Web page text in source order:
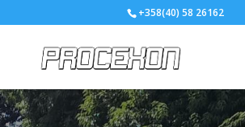
+358(40) 58 26162